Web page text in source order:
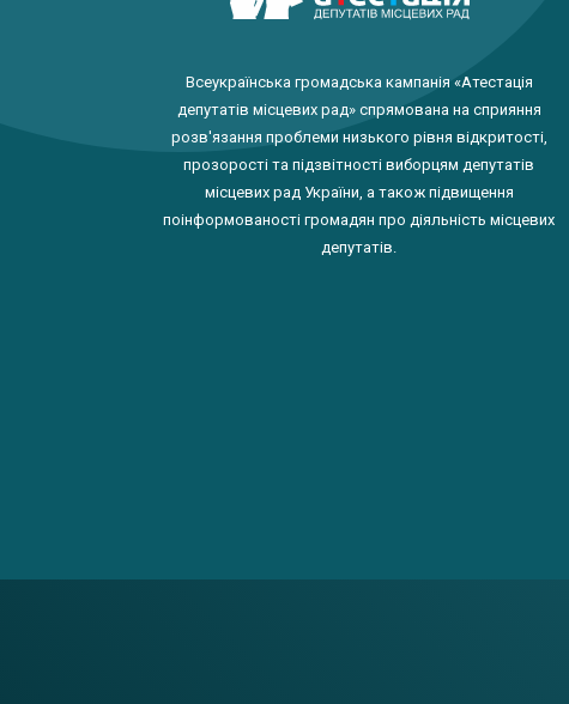
Всеукраїнська громадська кампанія «Атестація
депутатів місцевих рад» спрямована на сприяння
розв'язання проблеми низького рівня відкритості,
прозорості та підзвітності виборцям депутатів
місцевих рад України, а також підвищення
поінформованості громадян про діяльність місцевих
депутатів.